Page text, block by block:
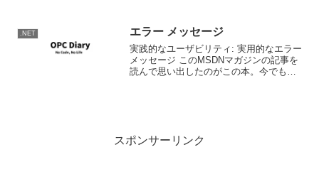
.NET エラー メッセージ
実践的なユーザビリティ: 実用的なエラー
メッセージ このMSDNマガジンの記事を
読んで思い出したのがこの本。今でも職
スポンサーリンク